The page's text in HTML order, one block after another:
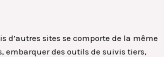
d’autres sites se comporte de la même
embarquer des outils de suivis tiers,